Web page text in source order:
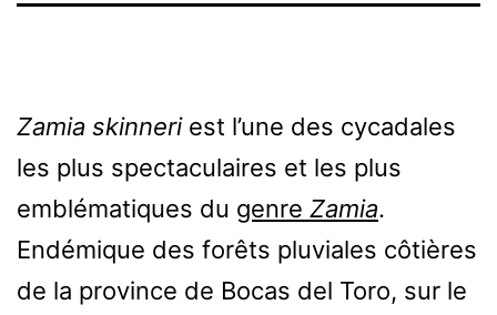
Zamia skinneriest l’une des cycadales
les plus spectaculaires et les plus
emblématiques du genre Zamia.
Endémique des forêts pluviales côtières
de la province de Bocas del Toro, sur le